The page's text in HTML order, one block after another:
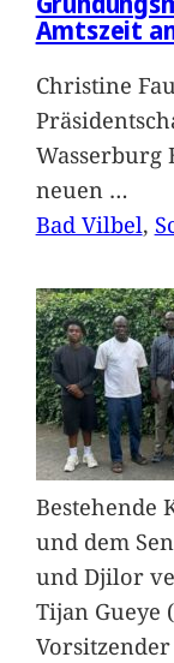
Amtszeit
Christine
Wasserburg
neuen …
Bad Vilbel,
Bestehende
und dem
und Djilor
Tijan Gueye